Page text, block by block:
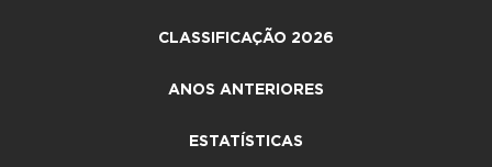
CLASSIFICAÇÃO 2026
ANOS ANTERIORES
ESTATÍSTICAS